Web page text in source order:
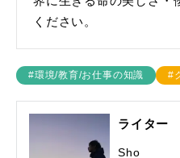
ください。
#環境/教育/お仕事の知識 #
ライター
Sho